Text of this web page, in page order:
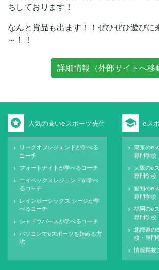
ちしております！
なんと賞品も出ます！！ぜひぜひ遊びに
～！！
詳細情報（外部サイトへ移
stars 人気の高いeスポーツ先生
keyboard_arrow_right
リーグオブレジェンドが学べる
コーチ
keyboard_arrow_right フォートナイトが学べるコーチ
keyboard_arrow_right
エイペックスレジェンドが学べ
るコーチ
keyboard_arrow_right
レインボーシックス シージが学
べるコーチ
keyboard_arrow_right シャドウバースが学べるコーチ
keyboard_arrow_right
パソコンでeスポーツを始める方
法
school eス
keyboard_arrow_right
東京のe
専門学校
keyboard_arrow_right
大阪のe
専門学校
keyboard_arrow_right
愛知のe
専門学校
keyboard_arrow_right
福岡のe
専門学校
keyboard_arrow_right
北海道の
校・専門
keyboard_arrow_right 情報掲載